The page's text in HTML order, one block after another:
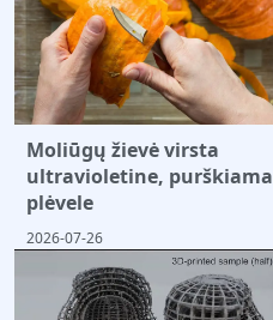
Moliūgų žievė virsta
ultravioletine, purškiama
plėvele
2026-07-26